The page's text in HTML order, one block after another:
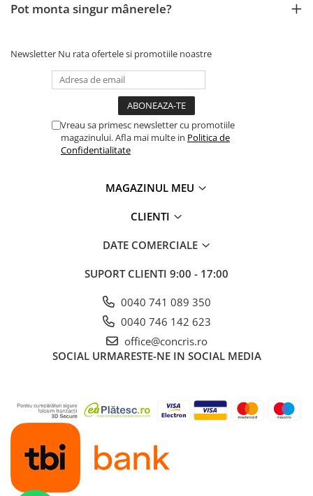
Pot monta singur mânerele?
Newsletter Nu rata ofertele si promotiile noastre
Vreau sa primesc newsletter cu promotiile
magazinului. Afla mai multe in Politica de
Confidentialitate
MAGAZINUL MEU
CLIENTI
DATE COMERCIALE
SUPORT CLIENTI 9:00 - 17:00
0040 741 089 350
0040 746 142 623
office@concris.ro
SOCIAL URMARESTE-NE IN SOCIAL MEDIA